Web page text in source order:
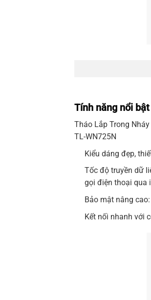
Tính năng nổi bật
Tháo Lắp Trong
TL-WN725N
Kiểu dáng đẹp,
Tốc độ truyền dữ
gọi điện thoại qua
Bảo mật nâng
Kết nối nhanh với